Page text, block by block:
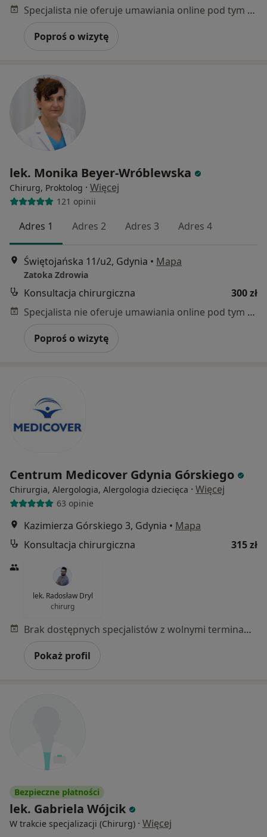
Specjalista nie oferuje umawiania online pod tym adresem.
Poproś o wizytę
lek. Monika Beyer-Wróblewska
Chirurg, Proktolog · Więcej
121 opinii
Adres 1 Adres 2 Adres 3 Adres 4
Świętojańska 11/u2, Gdynia • Mapa
Zatoka Zdrowia
Konsultacja chirurgiczna
300 zł
Specjalista nie oferuje umawiania online pod tym adresem.
Poproś o wizytę
Centrum Medicover Gdynia Górskiego
Chirurgia, Alergologia, Alergologia dziecięca · Więcej
63 opinie
Kazimierza Górskiego 3, Gdynia • Mapa
Konsultacja chirurgiczna
315 zł
lek. Radosław Dryl
chirurg
Brak dostępnych specjalistów z wolnymi terminami w tym centrum medycznym.
Pokaż profil
Bezpieczne płatności
lek. Gabriela Wójcik
W trakcie specjalizacji (Chirurg) · Więcej